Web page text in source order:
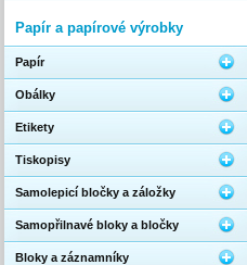
Papír a papírové výrobky
Papír
Obálky
Etikety
Tiskopisy
Samolepicí bločky a záložky
Samopřilnavé bloky a bločky
Bloky a záznamníky